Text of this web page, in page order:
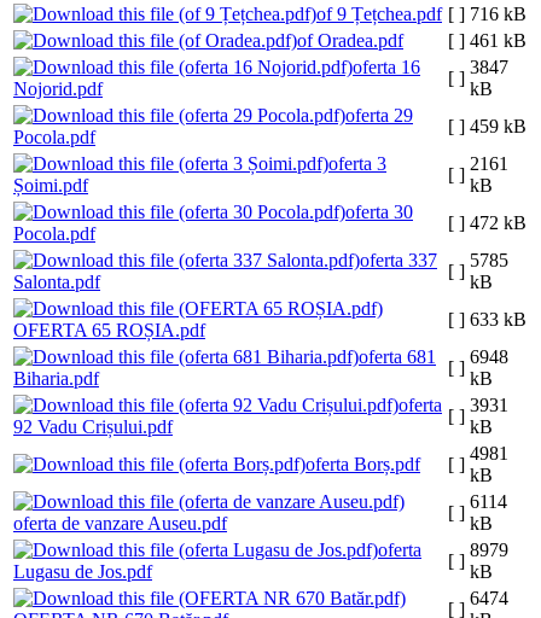
of 9 Țețchea.pdf [ ] 716 kB
of Oradea.pdf
[ ] 461 kB
oferta 16
Nojorid.pdf
[ ]
3847
kB
oferta 29
Pocola.pdf
[ ] 459 kB
oferta 3
Șoimi.pdf
[ ]
2161
kB
oferta 30
Pocola.pdf
[ ] 472 kB
oferta 337
Salonta.pdf
[ ]
5785
kB
OFERTA 65 ROȘIA.pdf
[ ] 633 kB
oferta 681
Biharia.pdf
[ ]
6948
kB
oferta
92 Vadu Crișului.pdf
[ ]
3931
kB
oferta Borș.pdf
[ ]
4981
kB
oferta de vanzare Auseu.pdf
[ ]
6114
kB
oferta
Lugasu de Jos.pdf
[ ]
8979
kB
[ ]
6474